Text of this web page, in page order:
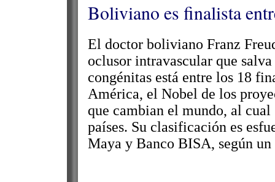
Boliviano es finalista
El doctor boliviano Franz
oclusor intravascular que
congénitas está entre los 18
América, el Nobel de los
que cambian el mundo, al cual
países. Su clasificación es
Maya y Banco BISA, según